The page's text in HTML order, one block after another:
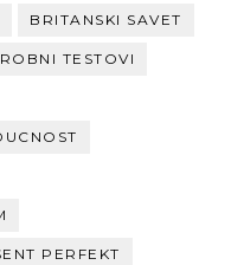
BRITANSKI SAVET
TESTOVI
PERFEKT